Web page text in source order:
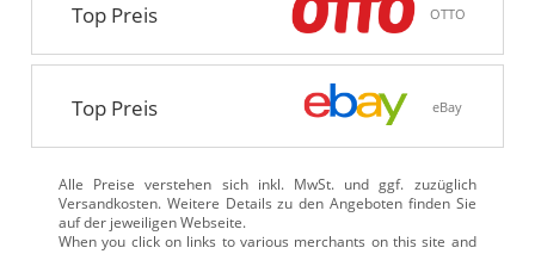
Top Preis OTTO
Top Preis eBay
Alle Preise verstehen sich inkl. MwSt. und ggf. zuzüglich
Versandkosten. Weitere Details zu den Angeboten finden Sie
auf der jeweiligen Webseite.